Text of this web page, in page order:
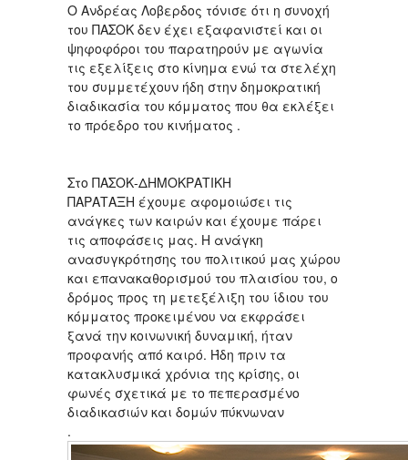
Ο Ανδρέας Λοβερδος τόνισε ότι η συνοχή
του ΠΑΣΟΚ δεν έχει εξαφανιστεί και οι
ψηφοφόροι του παρατηρούν με αγωνία
τις εξελίξεις στο κίνημα ενώ τα στελέχη
του συμμετέχουν ήδη στην δημοκρατική
διαδικασία του κόμματος που θα εκλέξει
το πρόεδρο του κινήματος .
Στο ΠΑΣΟΚ-ΔΗΜΟΚΡΑΤΙΚΗ
ΠΑΡΑΤΑΞΗ έχουμε αφομοιώσει τις
ανάγκες των καιρών και έχουμε πάρει
τις αποφάσεις μας. Η ανάγκη
ανασυγκρότησης του πολιτικού μας χώρου
και επανακαθορισμού του πλαισίου του, ο
δρόμος προς τη μετεξέλιξη του ίδιου του
κόμματος προκειμένου να εκφράσει
ξανά την κοινωνική δυναμική, ήταν
προφανής από καιρό. Ήδη πριν τα
κατακλυσμικά χρόνια της κρίσης, οι
φωνές σχετικά με το πεπερασμένο
διαδικασιών και δομών πύκνωναν
.